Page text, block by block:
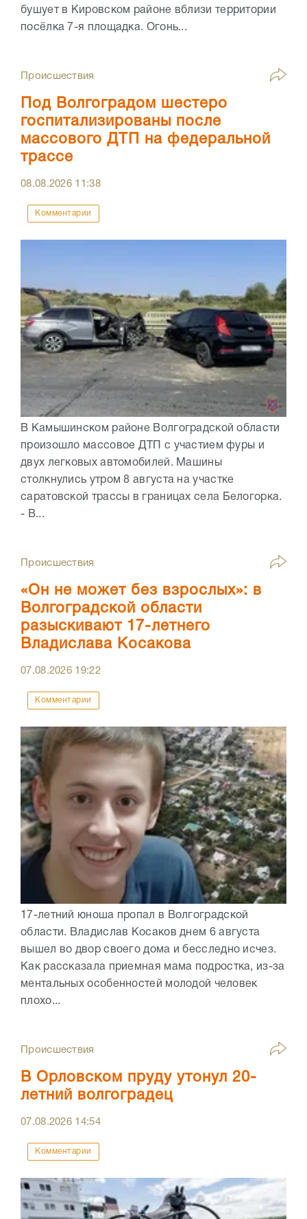
бушует в Кировском районе вблизи территории
посёлка 7-я площадка. Огонь...
Происшествия
Под Волгоградом шестеро
госпитализированы после
массового ДТП на федеральной
трассе
08.08.2026 11:38
Комментарии
В Камышинском районе Волгоградской области
произошло массовое ДТП с участием фуры и
двух легковых автомобилей. Машины
столкнулись утром 8 августа на участке
саратовской трассы в границах села Белогорка.
- В...
Происшествия
«Он не может без взрослых»: в
Волгоградской области
разыскивают 17-летнего
Владислава Косакова
07.08.2026 19:22
Комментарии
17-летний юноша пропал в Волгоградской
области. Владислав Косаков днем 6 августа
вышел во двор своего дома и бесследно исчез.
Как рассказала приемная мама подростка, из-за
ментальных особенностей молодой человек
плохо...
Происшествия
В Орловском пруду утонул 20-
летний волгоградец
07.08.2026 14:54
Комментарии